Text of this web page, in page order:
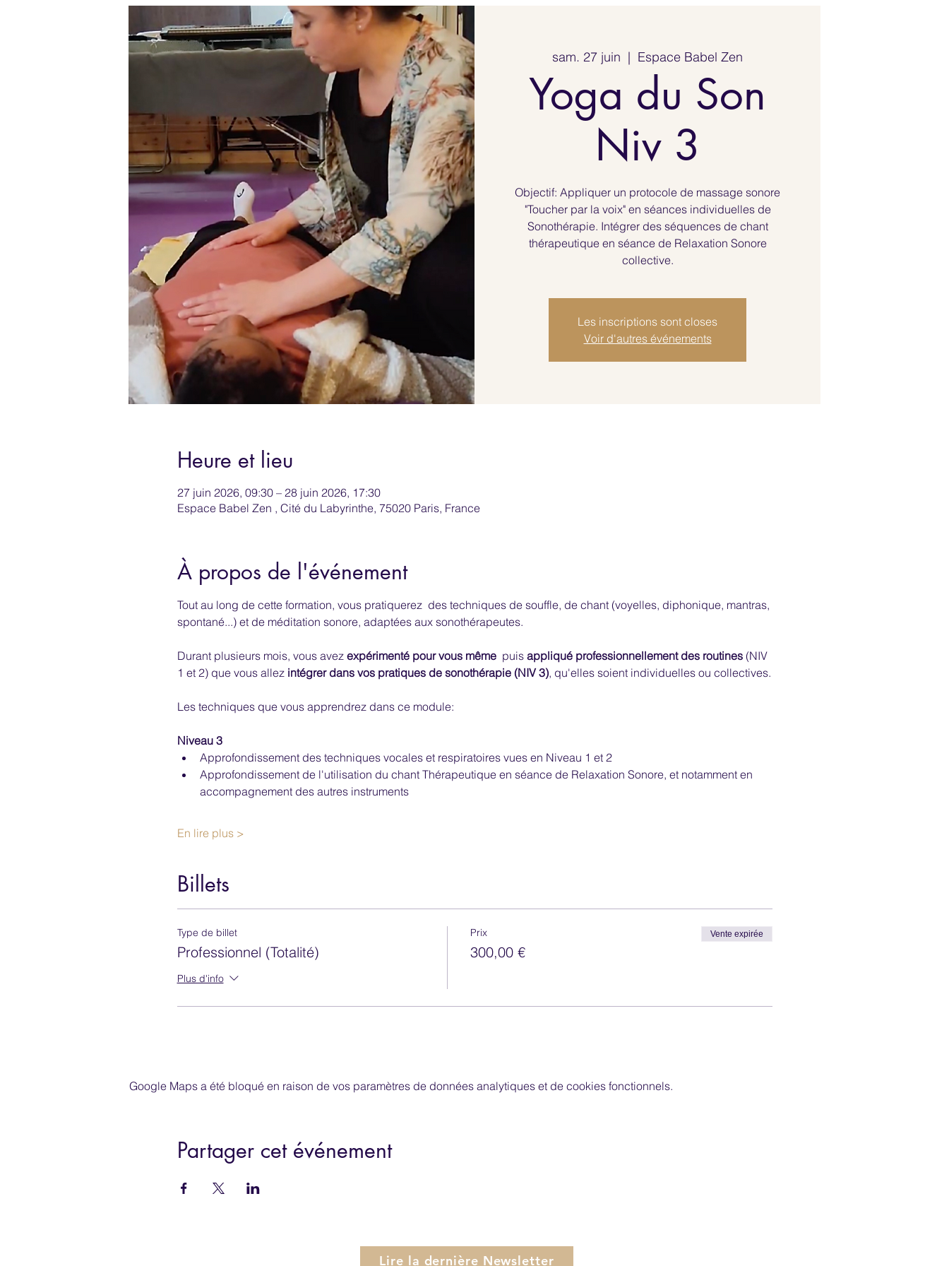
sam. 27 juin
  |
Espace Babel Zen
Yoga du Son
Niv 3
Objectif: Appliquer un protocole de massage sonore
"Toucher par la voix" en séances individuelles de
Sonothérapie. Intégrer des séquences de chant
thérapeutique en séance de Relaxation Sonore
collective.
Les inscriptions sont closes
Voir d'autres événements
Heure et lieu
27 juin 2026, 09:30 – 28 juin 2026, 17:30
Espace Babel Zen , Cité du Labyrinthe, 75020 Paris, France
À propos de l'événement
Tout au long de cette formation, vous pratiquerez  des techniques de souffle, de chant (voyelles, diphonique, mantras,
spontané...) et de méditation sonore, adaptées aux sonothérapeutes.
Durant plusieurs mois, vous avez expérimenté pour vous même puis appliqué professionnellement des routines (NIV
1 et 2) que vous allez intégrer dans vos pratiques de sonothérapie (NIV 3), qu'elles soient individuelles ou collectives.
Les techniques que vous apprendrez dans ce module:
Niveau 3
Approfondissement des techniques vocales et respiratoires vues en Niveau 1 et 2
Approfondissement de l'utilisation du chant Thérapeutique en séance de Relaxation Sonore, et notamment en
accompagnement des autres instruments
En lire plus >
Billets
Type de billet
Professionnel (Totalité)
Plus d'info
Prix
300,00 €
Vente expirée
Google Maps a été bloqué en raison de vos paramètres de données analytiques et de cookies fonctionnels.
Partager cet événement
Lire la dernière Newsletter